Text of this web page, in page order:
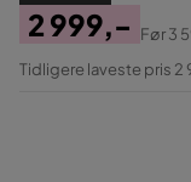
Pris
2 999,-
Original
Før3
Tidligere laveste pris 2